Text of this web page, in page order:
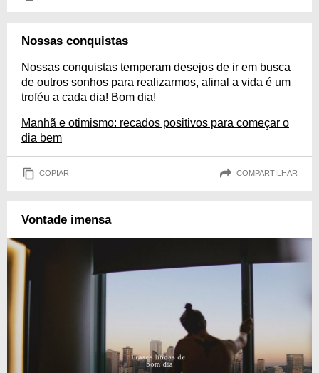
Nossas conquistas
Nossas conquistas temperam desejos de ir em busca
de outros sonhos para realizarmos, afinal a vida é um
troféu a cada dia! Bom dia!
Manhã e otimismo: recados positivos para começar o
dia bem
COPIAR COMPARTILHAR
Vontade imensa